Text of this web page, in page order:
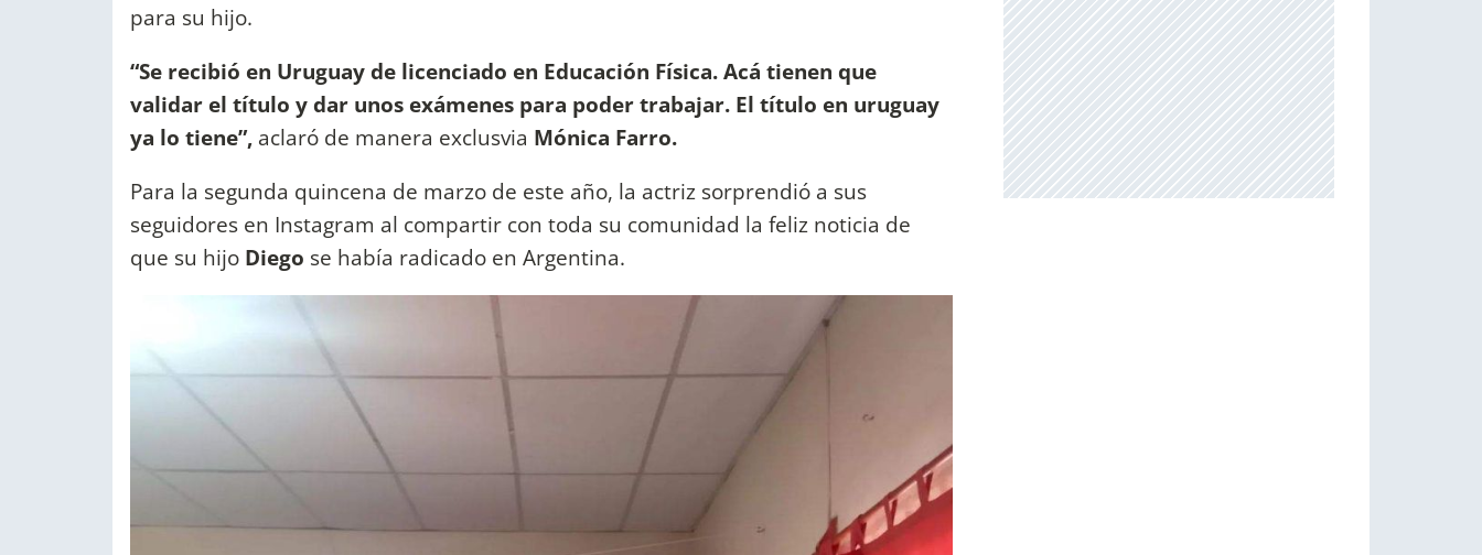
para su hijo.
“Se recibió en Uruguay de licenciado en Educación Física. Acá tienen que
validar el título y dar unos exámenes para poder trabajar. El título en uruguay
ya lo tiene”, aclaró de manera exclusvia Mónica Farro.
Para la segunda quincena de marzo de este año, la actriz sorprendió a sus
seguidores en Instagram al compartir con toda su comunidad la feliz noticia de
que su hijo Diego se había radicado en Argentina.